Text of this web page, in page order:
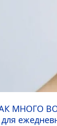
МНОГО